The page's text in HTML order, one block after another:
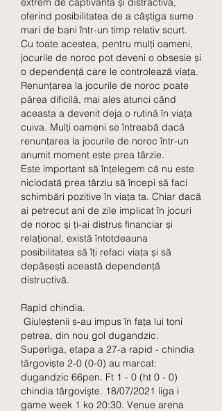
oferind posibilitatea de a câștiga sume
mari de bani într-un timp relativ scurt.
Cu toate acestea, pentru mulți oameni,
jocurile de noroc pot deveni o obsesie și
o dependență care le controlează viața.
Renunțarea la jocurile de noroc poate
părea dificilă, mai ales atunci când
aceasta a devenit deja o rutină în viața
cuiva. Mulți oameni se întreabă dacă
renunțarea la jocurile de noroc într-un
anumit moment este prea târzie.
Este important să înțelegem că nu este
niciodată prea târziu să începi să faci
schimbări pozitive în viața ta. Chiar dacă
ai petrecut ani de zile implicat în jocuri
de noroc și ți-ai distrus financiar și
relațional, există întotdeauna
posibilitatea să îți refaci viața și să
depășești această dependență
distructivă.
Rapid chindia.
petrea, din nou gol dugandzic.
Superliga, etapa a 27-a rapid - chindia
târgoviște 2-0 (0-0) au marcat:
dugandzic 66pen. Ft 1 - 0 (ht 0 - 0)
chindia târgovişte. 18/07/2021 liga i
game week 1 ko 20:30. Venue arena